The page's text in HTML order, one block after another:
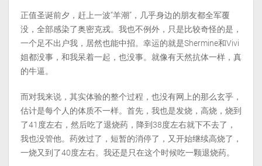
正值圣诞前夕，赶上一波“羊潮”，几乎身边的朋友都全军覆
没，全部感染了奥密克戎。我也不例外，只是比较奇怪的是，
一个足不出户我，居然也能中招。幸运的就是Shermine和Vivi
姐都没事，和我呆着一起，也没事。就像有天然抗体一样，真
的牛逼。
而对我来说，其实体验的整个过程，也没有网上的那么玄乎，
估计是每个人的体质不一样。首先，我也是发烧，高烧，烧到
了41度左右，然后吃了退烧药，降到38度左右就下不去了，
我也没管他。药效过了，短暂的消停了，又开始继续高烧了，
一烧又到了40度左右。我还是只在这个时候吃一颗退烧药。